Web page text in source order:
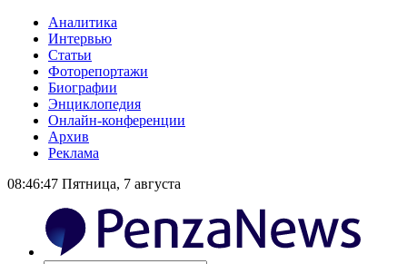
Аналитика
Интервью
Статьи
Фоторепортажи
Биографии
Энциклопедия
Онлайн-конференции
Архив
Реклама
08:46:47 Пятница, 7 августа